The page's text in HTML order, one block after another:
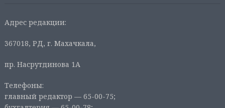
Адрес редакции:
367018, РД, г. Махачкала,
пр. Насрутдинова 1А
Телефоны:
главный редактор — 65-00-75;